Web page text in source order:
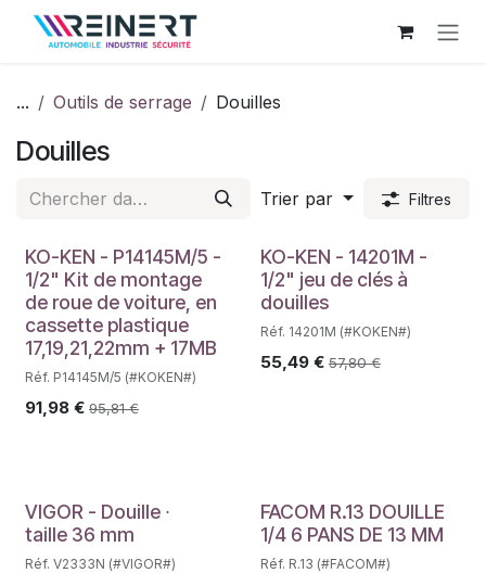
Se rendre au contenu
... Outils de serrage Douilles
Douilles
Trier par Filtres
KO-KEN - P14145M/5 -
1/2" Kit de montage
de roue de voiture, en
cassette plastique
17,19,21,22mm + 17MB
Réf. P14145M/5 (#KOKEN#)
91,98 € 95,81€
KO-KEN - 14201M -
1/2" jeu de clés à
douilles
Réf. 14201M (#KOKEN#)
55,49€ 57,80€
Déstockage
VIGOR - Douille ∙
taille 36 mm
Réf. V2333N (#VIGOR#)
FACOM R.13 DOUILLE
1/4 6 PANS DE 13 MM
Réf. R.13 (#FACOM#)